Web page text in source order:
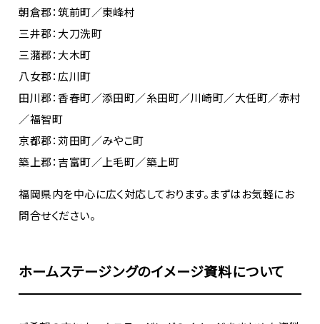
朝倉郡：筑前町／東峰村
三井郡：大刀洗町
三潴郡：大木町
八女郡：広川町
田川郡：香春町／添田町／糸田町／川崎町／大任町／赤村
／福智町
京都郡：苅田町／みやこ町
築上郡：吉富町／上毛町／築上町
福岡県内を中心に広く対応しております。まずはお気軽にお
問合せください。
ホームステージングのイメージ資料について